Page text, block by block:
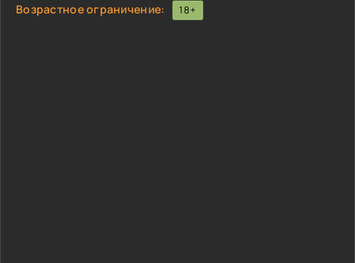
Возрастное ограничение: 18+